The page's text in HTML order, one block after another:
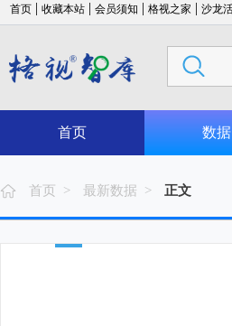
首页 | 收藏本站 | 会员须知 | 格视之家 | 沙龙
首页 数据
首页 > 最新数据 > 正文